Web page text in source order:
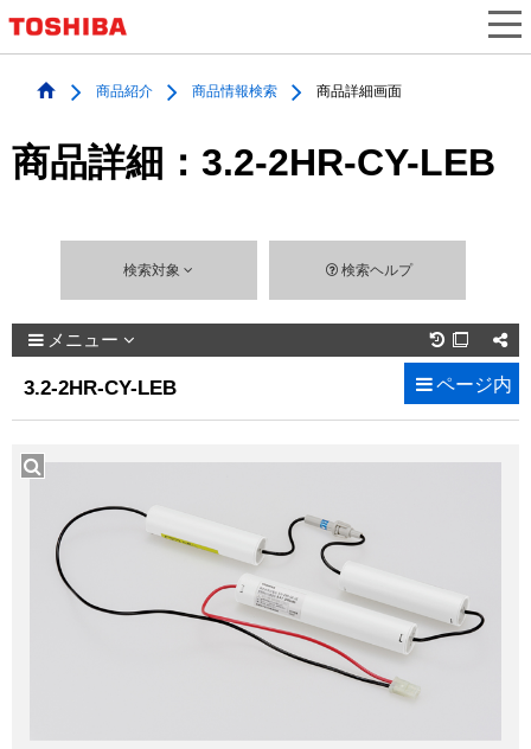
商品紹介 商品情報検索 商品詳細画面
商品詳細：3.2-2HR-CY-LEB
検索対象 検索ヘルプ
メニュー 
3.2-2HR-CY-LEB ページ内